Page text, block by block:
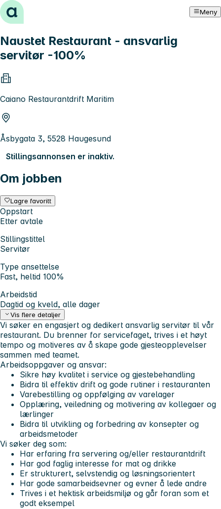
Hopp til innhold Meny
Naustet Restaurant - ansvarlig
servitør -100%
Caiano Restaurantdrift Maritim
Åsbygata 3, 5528 Haugesund
Stillingsannonsen er inaktiv.
Om jobben
Lagre favoritt
Oppstart
Etter avtale
Stillingstittel
Servitør
Type ansettelse
Fast, heltid 100%
Arbeidstid
Dagtid og kveld, alle dager
Vis flere detaljer
Vi søker en engasjert og dedikert ansvarlig servitør til vår
restaurant. Du brenner for servicefaget, trives i et høyt
tempo og motiveres av å skape gode gjesteopplevelser
sammen med teamet.
Arbeidsoppgaver og ansvar:
Sikre høy kvalitet i service og gjestebehandling
Bidra til effektiv drift og gode rutiner i restauranten
Varebestilling og oppfølging av varelager
Opplæring, veiledning og motivering av kollegaer og
lærlinger
Bidra til utvikling og forbedring av konsepter og
arbeidsmetoder
Vi søker deg som:
Har erfaring fra servering og/eller restaurantdrift
Har god faglig interesse for mat og drikke
Er strukturert, selvstendig og løsningsorientert
Har gode samarbeidsevner og evner å lede andre
Trives i et hektisk arbeidsmiljø og går foran som et
godt eksempel